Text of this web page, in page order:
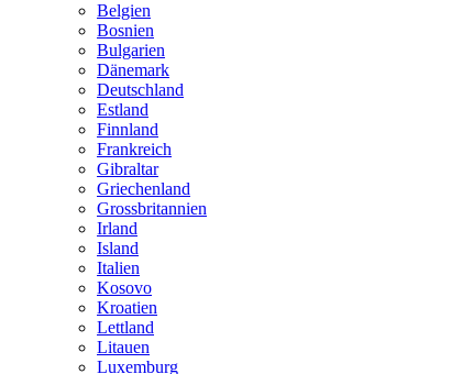
Belgien
Bosnien
Bulgarien
Dänemark
Deutschland
Estland
Finnland
Frankreich
Gibraltar
Griechenland
Grossbritannien
Irland
Island
Italien
Kosovo
Kroatien
Lettland
Litauen
Luxemburg